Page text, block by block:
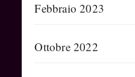
Febbraio 2023
Ottobre 2022